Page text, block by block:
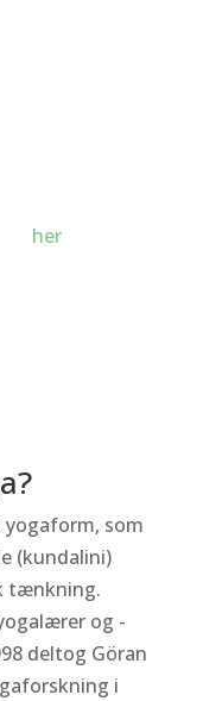
her.
yogaform, som
(kundalini)
tænkning.
og -
deltog Göran
i